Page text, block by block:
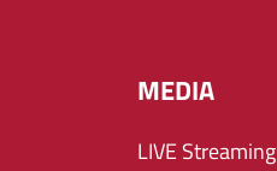
MEDIA
LIVE Streaming